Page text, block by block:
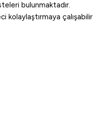
bulunmaktadır.
kolaylaştırmaya çalışabilir